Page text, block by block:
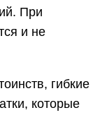
При
и не
гибкие
которые